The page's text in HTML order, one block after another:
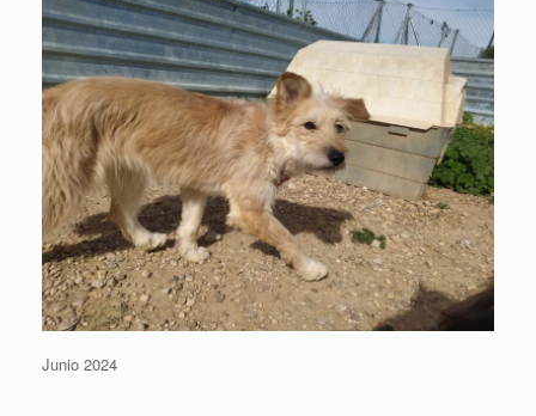
Junio 2024